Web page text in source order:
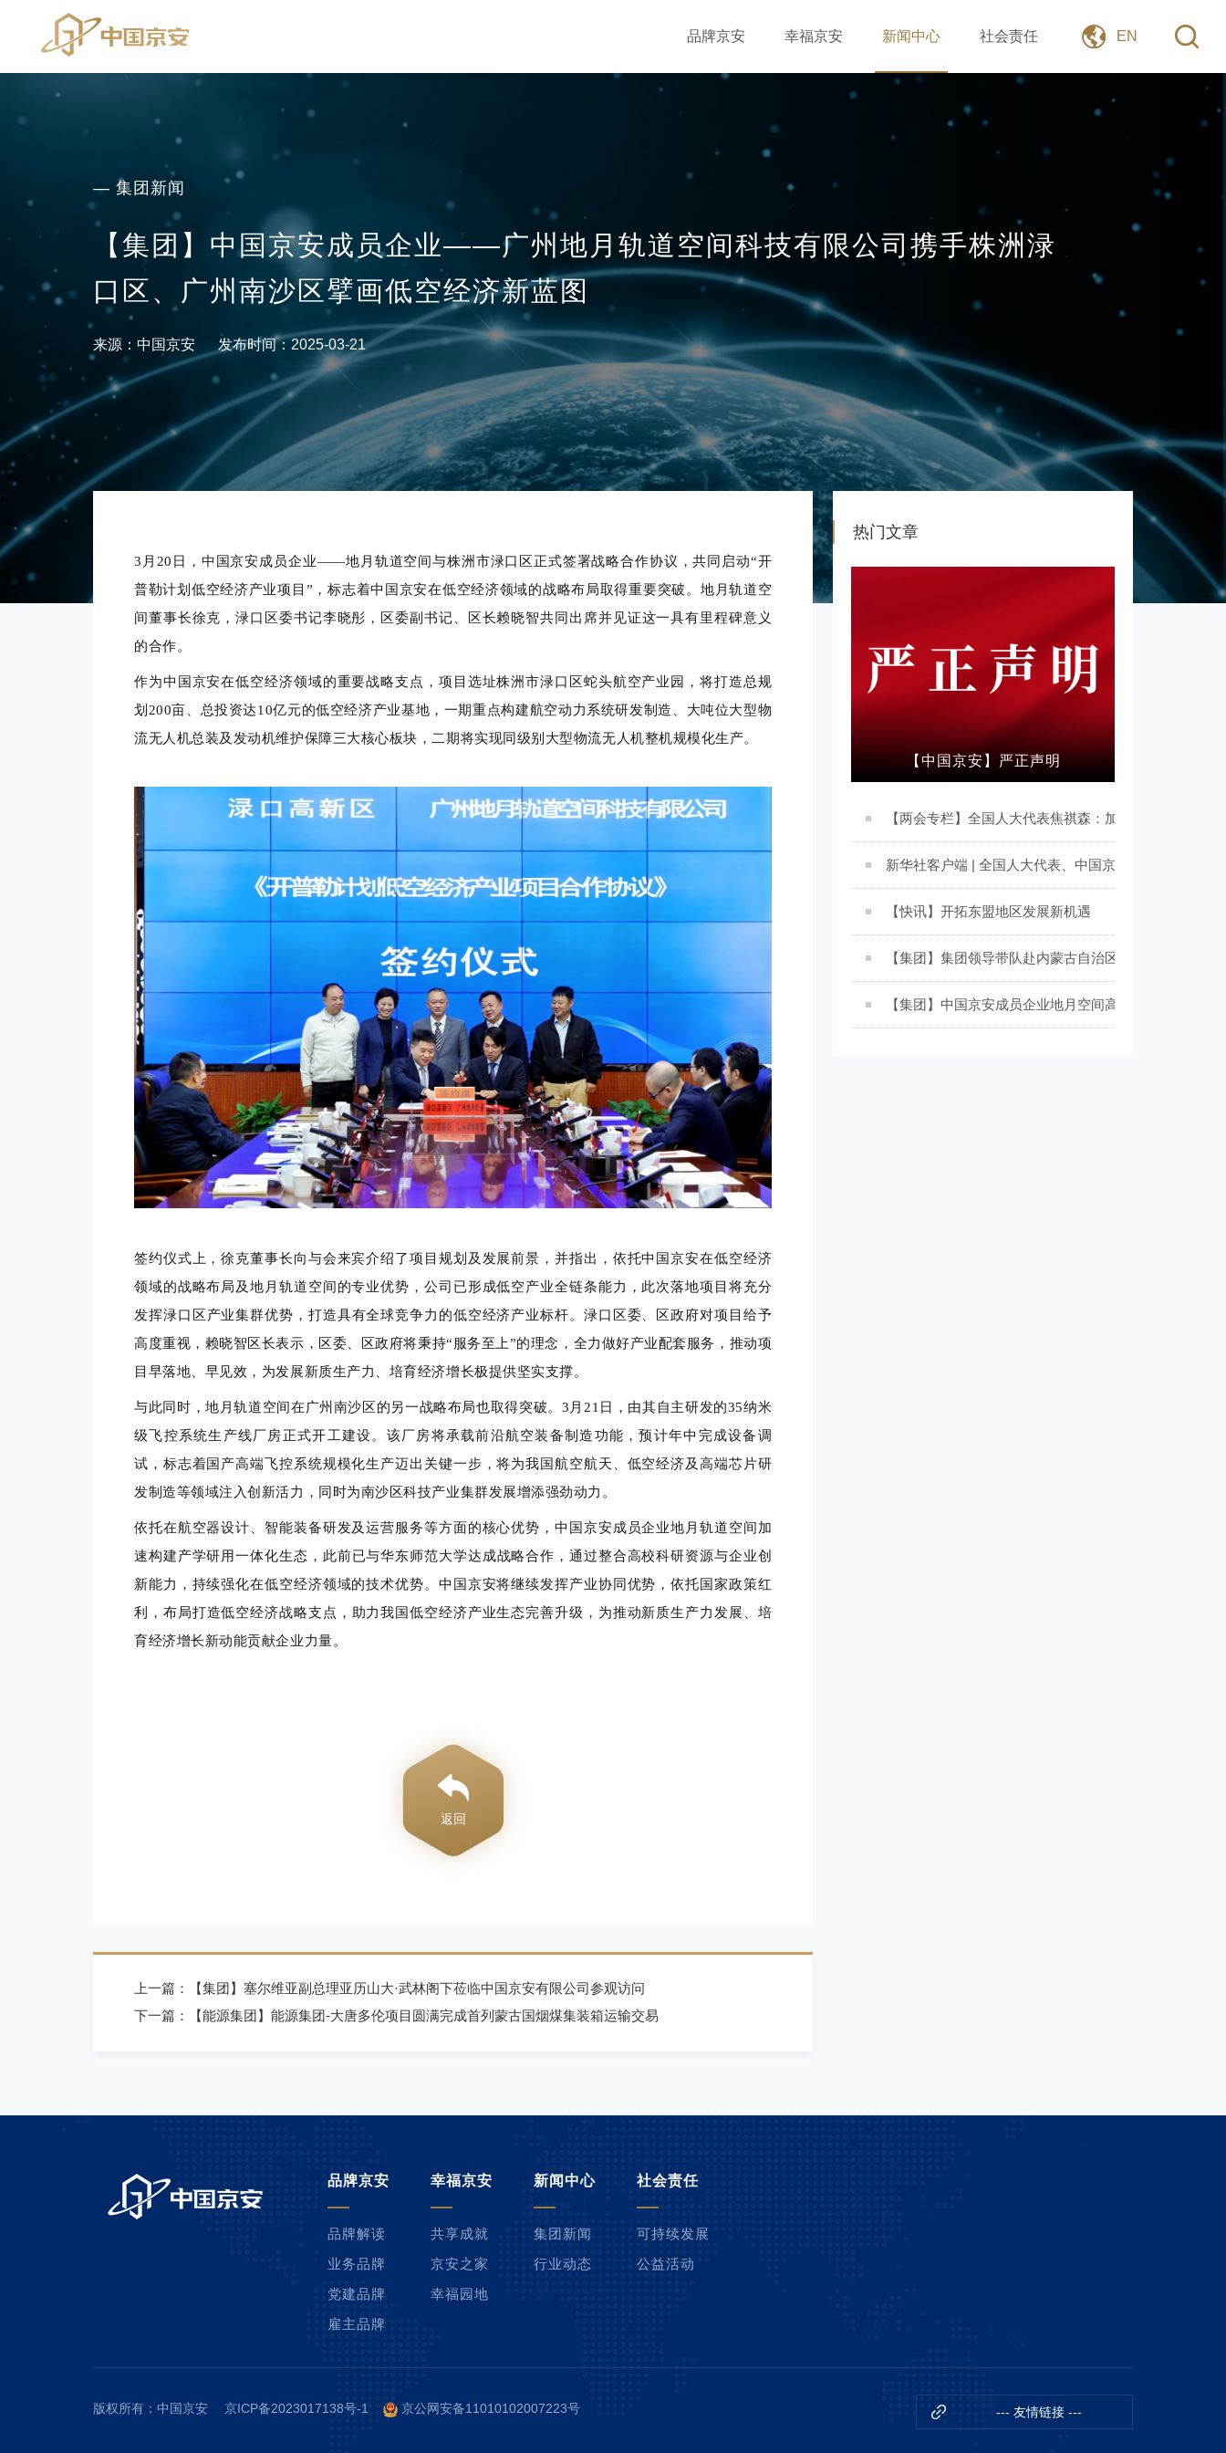
品牌京安 幸福京安 新闻中心 社会责任 EN
— 集团新闻
【集团】中国京安成员企业——广州地月轨道空间科技有限公司携手株洲渌
口区、广州南沙区擘画低空经济新蓝图
来源：中国京安 发布时间：2025-03-21
3月20日， 中国京安成员企业——地月轨道空间与株洲市渌口区正式签署战略合作协议，共同启动“开
普勒计划低空经济产业项目 ” ，标志着中国京安在低空经济领域的战略布局取得重要突破。 地月轨道空
间董事长徐克，渌口区委书记李晓彤，区委副书记、区长赖晓智共同 出席并 见证这一具有里程碑意义
的合作。
作为中国京安在低空经济领域的重要战略支点 ，项目选址株洲市渌口区蛇头航空产业园 ，将打造总规
划200亩、总投资达10亿元的低空经济产业基地 ， 一期重点构建航空动力系统研发制造、 大吨位大型物
流无人机总装及 发动机维护保障三大核心板块 ， 二期将实现同级别 大型物流无人机整机规模化生产。
签约仪式上，徐克董事长向与会来宾介绍了项目规划及发展前景，并指出，依托中国京安在低空经济
领域的战略布局及地月轨道空间的专业优势，公司已形成低空产业全链条能力，此次落地项目将充分
发挥渌口区产业集群优势，打造具有全球竞争力的低空经济产业标杆。 渌口区委、区政府对项目给予
高度重视，赖晓智区长表示，区委、区政府将秉持“服务至上”的理念，全力做好产业配套服务，推动项
目早落地、早见效，为发展新质生产力、培育经济增长极提供坚实支撑。
与此同时，地月轨道空间在广州南沙区的另一战略布局也取得突破。3月21日，由其自主研发的35纳米
级飞控系统生产线厂房正式开工建设。该厂房将承载前沿航空装备制造功能，预计年中完成设备调
试，标志着国产高端飞控系统规模化生产迈出关键一步，将为我国航空航天、低空经济及高端芯片研
发制造等领域注入创新活力，同时为南沙区科技产业集群发展增添强劲动力。
依托在航空器设计、智能装备研发及运营服务等方面的核心优势，中国京安成员企业地月轨道空间加
速构建产学研用一体化生态 ， 此前已与华东师范大学达成战略合作，通过整合高校科研资源与企业创
新能力，持续强化在低空经济领域的技术优势。中国京安将继续发挥产业协同优势，依托国家政策红
利
，布局打造低空经济战略支点 ， 助力我国低空经济产业生态完善升级，为推动新质生产力发展、 培
育经济增长新动能贡献企业力量。
返回
上一篇：
【集团】塞尔维亚副总理亚历山大·武林阁下莅临中国京安有限公司参观访问
下一篇：
【能源集团】能源集团-大唐多伦项目圆满完成首列蒙古国烟煤集装箱运输交易
热门文章
【中国京安】严正声明
【两会专栏】全国人大代表焦祺森：加快深海无人系统
新华社客户端 | 全国人大代表、中国京安董事长焦祺森
【快讯】开拓东盟地区发展新机遇
【集团】集团领导带队赴内蒙古自治区走访考察 积极
【集团】中国京安成员企业地月空间高性能重载无人
品牌京安
品牌解读
业务品牌
党建品牌
雇主品牌
幸福京安
共享成就
京安之家
幸福园地
新闻中心
集团新闻
行业动态
社会责任
可持续发展
公益活动
版权所有：中国京安 京ICP备2023017138号-1 京公网安备11010102007223号 --- 友情链接 ---